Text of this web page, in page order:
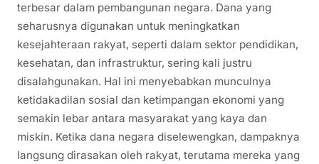
terbesar dalam pembangunan negara. Dana yang
seharusnya digunakan untuk meningkatkan
kesejahteraan rakyat, seperti dalam sektor pendidikan,
kesehatan, dan infrastruktur, sering kali justru
disalahgunakan. Hal ini menyebabkan munculnya
ketidakadilan sosial dan ketimpangan ekonomi yang
semakin lebar antara masyarakat yang kaya dan
miskin. Ketika dana negara diselewengkan, dampaknya
langsung dirasakan oleh rakyat, terutama mereka yang